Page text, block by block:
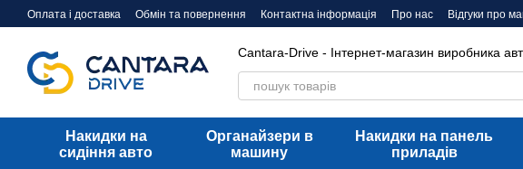
Перейти до основного контенту
Оплата і доставка Обмін та повернення Контактна інформація Про нас Відгуки про
Cantara-Drive - Інтернет-магазин виробника
Накидки на
сидіння авто
Органайзери в
машину
Накидки на панель
приладів